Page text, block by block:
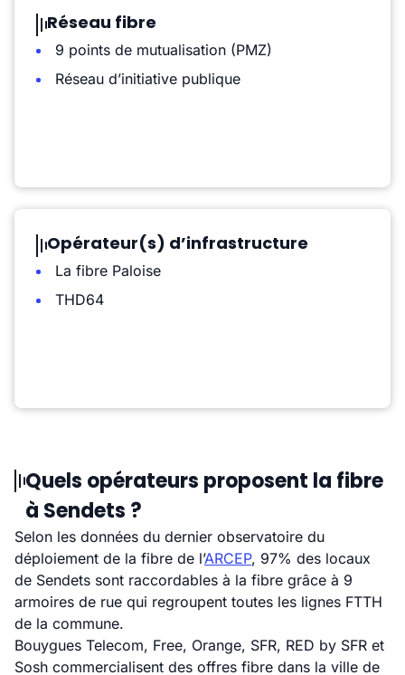
Réseau fibre
9 points de mutualisation (PMZ)
Réseau d’initiative publique
Opérateur(s) d’infrastructure
La fibre Paloise
THD64
Quels opérateurs proposent la fibre
à Sendets ?
Selon les données du dernier observatoire du
déploiement de la fibre de l’ARCEP, 97% des locaux
de Sendets sont raccordables à la fibre grâce à 9
armoires de rue qui regroupent toutes les lignes FTTH
de la commune.
Bouygues Telecom, Free, Orange, SFR, RED by SFR et
Sosh commercialisent des offres fibre dans la ville de